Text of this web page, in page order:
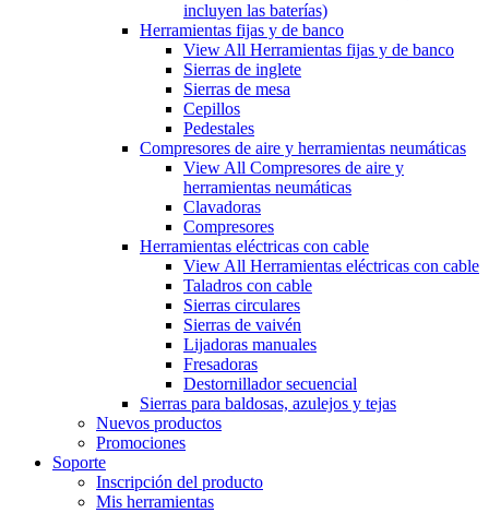
incluyen las baterías)
Herramientas fijas y de banco
View All Herramientas fijas y de banco
Sierras de inglete
Sierras de mesa
Cepillos
Pedestales
Compresores de aire y herramientas neumáticas
View All Compresores de aire y
herramientas neumáticas
Clavadoras
Compresores
Herramientas eléctricas con cable
View All Herramientas eléctricas con cable
Taladros con cable
Sierras circulares
Sierras de vaivén
Lijadoras manuales
Fresadoras
Destornillador secuencial
Sierras para baldosas, azulejos y tejas
Nuevos productos
Promociones
Soporte
Inscripción del producto
Mis herramientas